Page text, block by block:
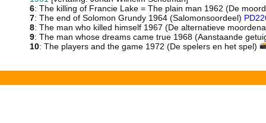
6: The killing of Francie Lake = The plain man 1962 (De
7: The end of Solomon Grundy 1964 (Salomonsoordeel)
8: The man who killed himself 1967 (De alternatieve
9: The man whose dreams came true 1968 (Aanstaande
10: The players and the game 1972 (De spelers en het spel)